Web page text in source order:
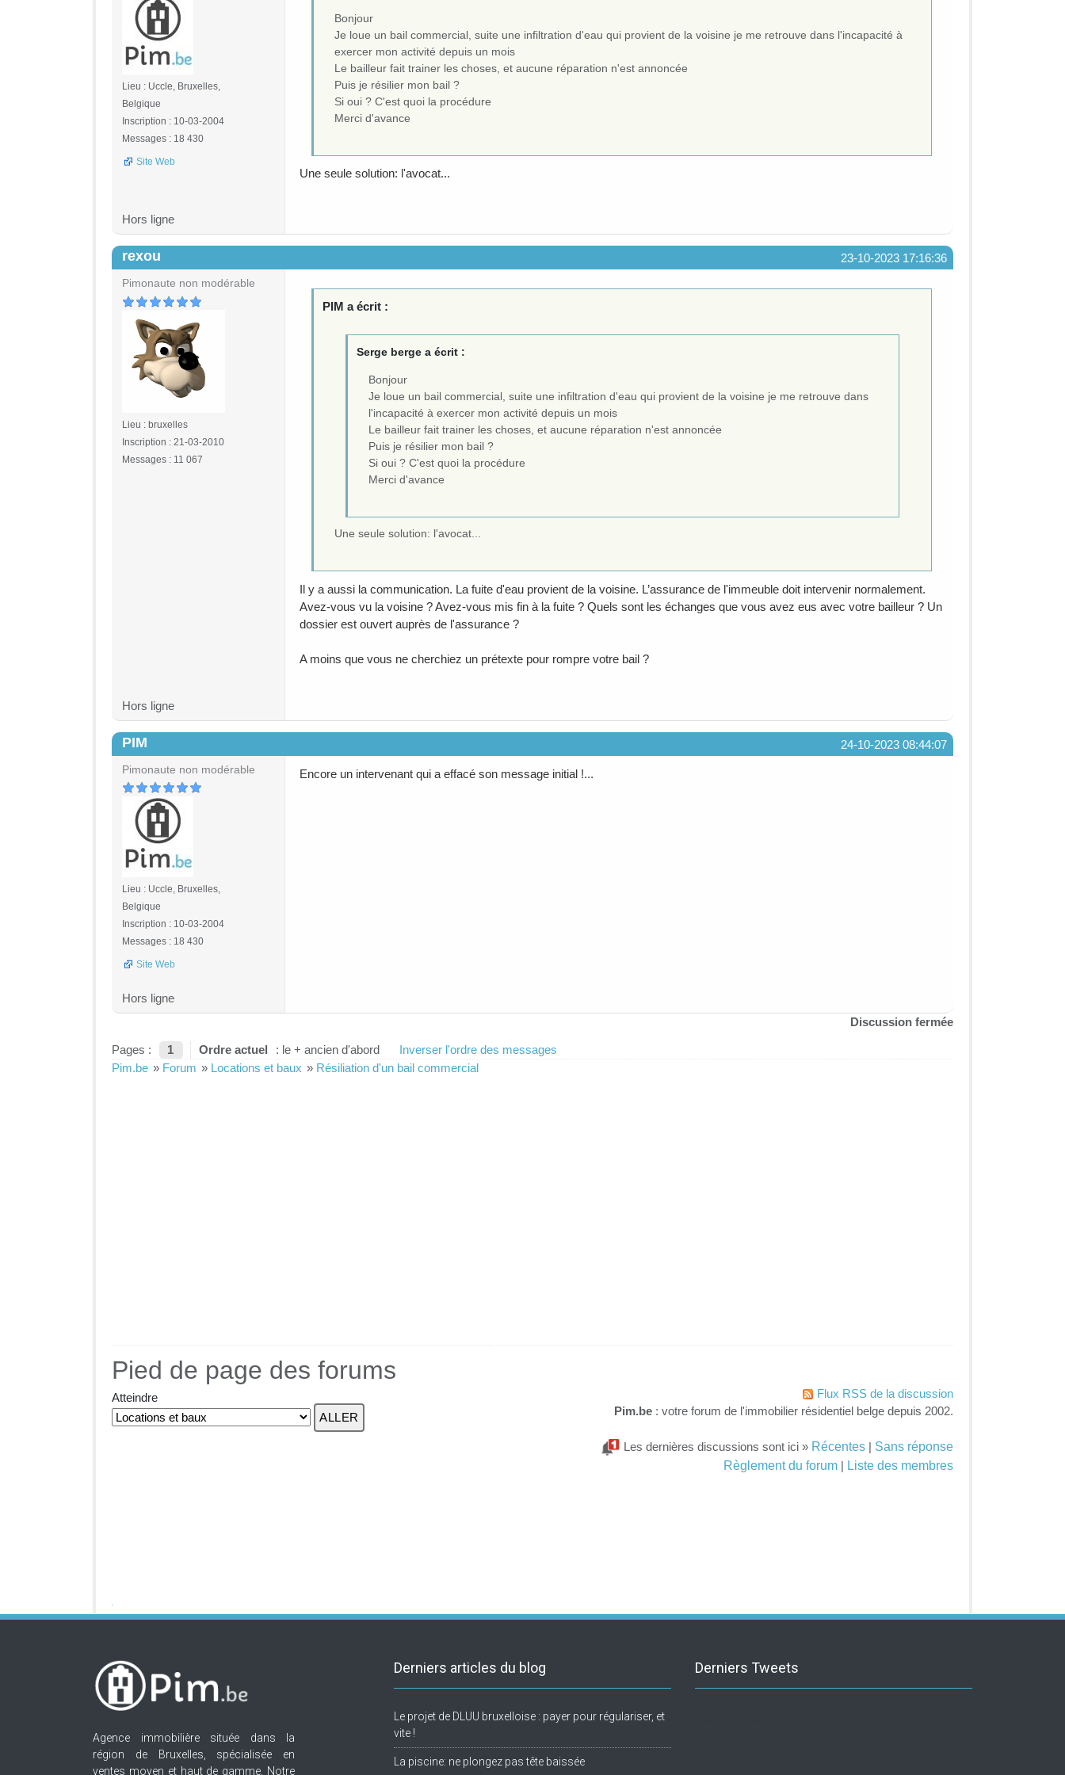
Lieu : Uccle, Bruxelles,
Belgique
Inscription : 10-03-2004
Messages : 18 430
Site Web
Bonjour
Je loue un bail commercial, suite une infiltration d'eau qui provient de la voisine je me retrouve dans l'incapacité à
exercer mon activité depuis un mois
Le bailleur fait trainer les choses, et aucune réparation n'est annoncée
Puis je résilier mon bail ?
Si oui ? C'est quoi la procédure
Merci d'avance
Une seule solution: l'avocat...
Hors ligne
23-10-2023 17:16:36
rexou
Pimonaute non modérable
Lieu : bruxelles
Inscription : 21-03-2010
Messages : 11 067
PIM a écrit :
Serge berge a écrit :
Bonjour
Je loue un bail commercial, suite une infiltration d'eau qui provient de la voisine je me retrouve dans
l'incapacité à exercer mon activité depuis un mois
Le bailleur fait trainer les choses, et aucune réparation n'est annoncée
Puis je résilier mon bail ?
Si oui ? C'est quoi la procédure
Merci d'avance
Une seule solution: l'avocat...
Il y a aussi la communication. La fuite d'eau provient de la voisine. L’assurance de l'immeuble doit intervenir normalement.
Avez-vous vu la voisine ? Avez-vous mis fin à la fuite ? Quels sont les échanges que vous avez eus avec votre bailleur ? Un
dossier est ouvert auprès de l'assurance ?
A moins que vous ne cherchiez un prétexte pour rompre votre bail ?
Hors ligne
24-10-2023 08:44:07
PIM
Pimonaute non modérable
Lieu : Uccle, Bruxelles,
Belgique
Inscription : 10-03-2004
Messages : 18 430
Site Web
Encore un intervenant qui a effacé son message initial !...
Hors ligne
Pages : 1 Ordre actuel : le + ancien d'abord Inverser l'ordre des messages
Discussion fermée
Pim.be » Forum » Locations et baux » Résiliation d'un bail commercial
Pied de page des forums
Atteindre
Flux RSS de la discussion
Pim.be : votre forum de l'immobilier résidentiel belge depuis 2002.
Les dernières discussions sont ici » Récentes | Sans réponse
Règlement du forum | Liste des membres
Agence immobilière située dans la
région de Bruxelles, spécialisée en
ventes moyen et haut de gamme. Notre
Derniers articles du blog
Le projet de DLUU bruxelloise : payer pour régulariser, et
vite !
La piscine: ne plongez pas tête baissée
Derniers Tweets